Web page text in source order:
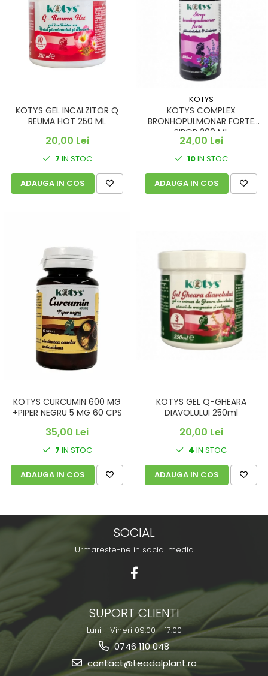
KOTYS GEL INCALZITOR Q
REUMA HOT 250 ML
20,00 Lei
7 IN STOC
ADAUGA IN COS
KOTYS
KOTYS COMPLEX
BRONHOPULMONAR FORTE
SIROP 200 ML
24,00 Lei
10IN STOC
ADAUGA IN COS
KOTYS CURCUMIN 600 MG
+PIPER NEGRU 5 MG 60 CPS
35,00 Lei
7 IN STOC
ADAUGA IN COS
KOTYS GEL Q-GHEARA
DIAVOLULUI 250ml
20,00 Lei
4 IN STOC
ADAUGA IN COS
SOCIAL
Urmareste-ne in social media
SUPORT CLIENTI
Luni - Vineri 09:00 - 17:00
0746 110 048
contact@teodalplant.ro